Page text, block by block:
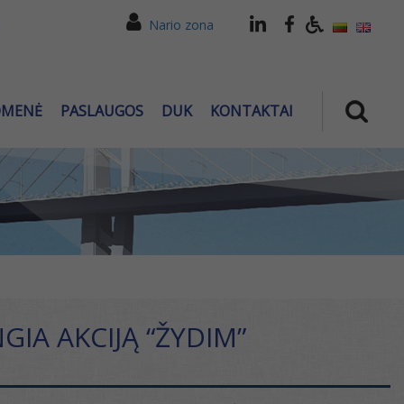
Nario zona
PASLAUGOS DUK KONTAKTAI
AKCIJĄ “ŽYDIM”